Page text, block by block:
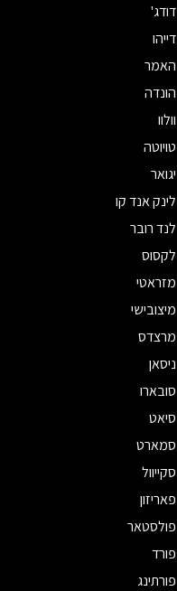
דודג'
דייהו
האמר
הונדה
וולוו
טויוטה
יגואר
לינק אנד קו
לנד רובר
לקסוס
מזראטי
מיצובישי
מרצדס
ניסאן
סובארו
סיאט
סמארט
סקייוול
פאריזון
פולסטאר
פורד
פורתינג